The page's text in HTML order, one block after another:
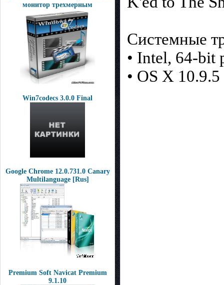
монитор трехмерным
Win7codecs 3.0.0 Final
Google Chrome 12.0.731.0 Canary
Multilanguage [Rus]
Premium Soft Navicat Premium
9.1.10
Системные
• Intel, 64-bit
• OS X